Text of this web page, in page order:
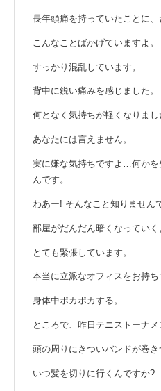
長年頭痛を持っていたことに、
こんなことばかげていますよ。
すっかり混乱しています。
背中に鋭い痛みを感じました。
何となく気持ちが軽くなりまし
あなたには言えません。
実に嫌な気持ちですよ…何かを
んです。
わあー! そんなこと知りません
部屋がだんだん暗くなっていく
とても緊張しています。
本当に立派なオフィスをお持ち
身体中ポカポカする。
ところで、昨日テニストーナメ
頭の周りにきついバンドが巻き
いつ髪を切りに行くんですか?